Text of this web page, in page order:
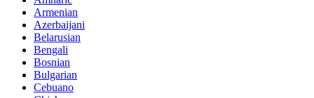
Armenian
Azerbaijani
Belarusian
Bengali
Bosnian
Bulgarian
Cebuano